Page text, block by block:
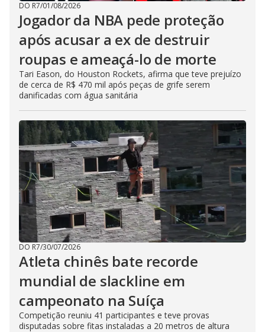
DO R7/01/08/2026
Jogador da NBA pede proteção
após acusar a ex de destruir
roupas e ameaçá-lo de morte
Tari Eason, do Houston Rockets, afirma que teve prejuízo
de cerca de R$ 470 mil após peças de grife serem
danificadas com água sanitária
DO R7/30/07/2026
Atleta chinês bate recorde
mundial de slackline em
campeonato na Suíça
Competição reuniu 41 participantes e teve provas
disputadas sobre fitas instaladas a 20 metros de altura